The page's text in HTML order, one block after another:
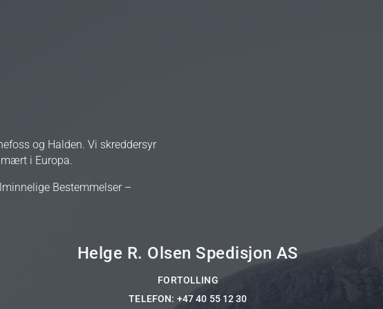
og Halden. Vi skreddersyr
i Europa.
Bestemmelser –
Helge R. Olsen Spedisjon AS
FORTOLLING
TELEFON: +47 40 55 12 30